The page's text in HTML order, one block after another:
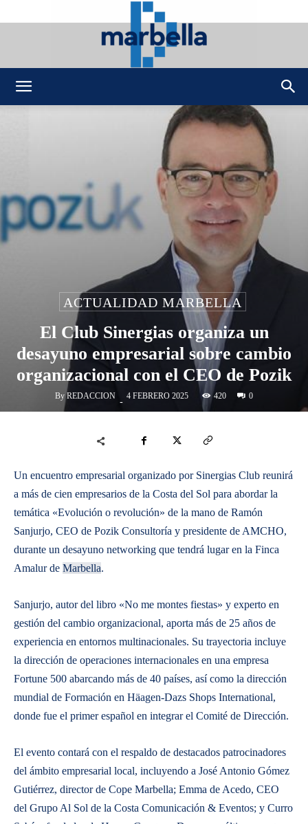
ACTUALIDAD MARBELLA
El Club Sinergias organiza un
desayuno empresarial sobre cambio
organizacional con el CEO de Pozik
By REDACCION - 4 FEBRERO 2025 420 0
Un encuentro empresarial organizado por Sinergias Club reunirá
a más de cien empresarios de la Costa del Sol para abordar la
temática «Evolución o revolución» de la mano de Ramón
Sanjurjo, CEO de Pozik Consultoría y presidente de AMCHO,
durante un desayuno networking que tendrá lugar en la Finca
Amalur de Marbella.
Sanjurjo, autor del libro «No me montes fiestas» y experto en
gestión del cambio organizacional, aporta más de 25 años de
experiencia en entornos multinacionales. Su trayectoria incluye
la dirección de operaciones internacionales en una empresa
Fortune 500 abarcando más de 40 países, así como la dirección
mundial de Formación en Häagen-Dazs Shops International,
donde fue el primer español en integrar el Comité de Dirección.
El evento contará con el respaldo de destacados patrocinadores
del ámbito empresarial local, incluyendo a José Antonio Gómez
Gutiérrez, director de Cope Marbella; Emma de Acedo, CEO
del Grupo Al Sol de la Costa Comunicación & Eventos; y Curro